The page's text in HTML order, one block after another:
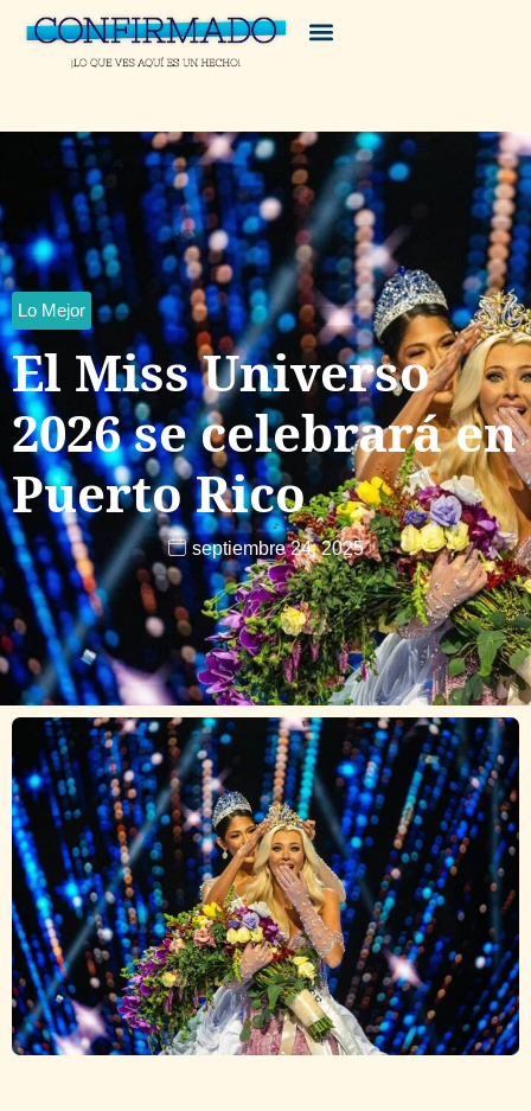
Lo Mejor
El Miss Universo
2026 se celebrará en
Puerto Rico
septiembre 24, 2025